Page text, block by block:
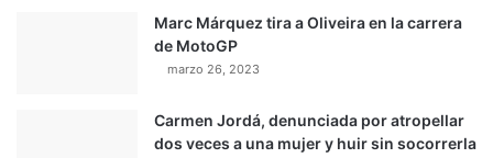
Marc Márquez tira a Oliveira en la carrera
de MotoGP
marzo 26, 2023
Carmen Jordá, denunciada por atropellar
dos veces a una mujer y huir sin socorrerla